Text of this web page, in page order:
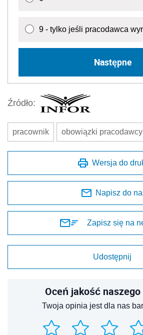
9 - tylko jeśli pracodawca
Następne
Źródło:
pracownik obowiązki pracodawcy
Wersja do
Napisz do
Zapisz się na
Udostępnij
Oceń jakość naszego
Twoja opinia jest dla nas